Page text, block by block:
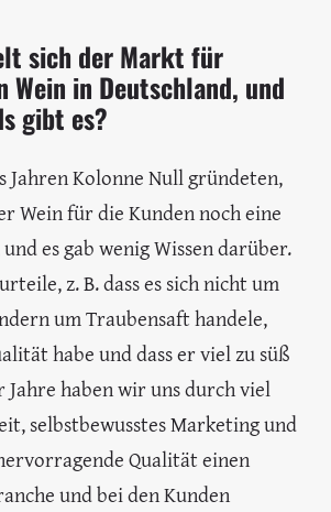
sich der Markt für
in Deutschland, und
gibt es?
Jahren Kolonne Null gründeten,
Wein für die Kunden noch eine
es gab wenig Wissen darüber.
z. B. dass es sich nicht um
um Traubensaft handele,
habe und dass er viel zu süß
Jahre haben wir uns durch viel
selbstbewusstes Marketing und
Qualität einen
und bei den Kunden